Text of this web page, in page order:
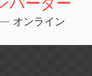
— オンライン